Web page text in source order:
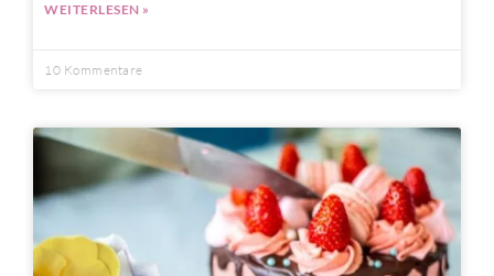
WEITERLESEN »
10 Kommentare